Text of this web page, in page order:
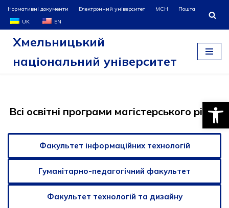
Перейти
до
Нормативні документи Електронний університет МСН
Пошта
UK
EN
Хмельницький
національний університет
Всі освітні програми магістерського рівня
Факультет інформаційних технологій
Гуманітарно-педагогічний факультет
Факультет технологій та дизайну